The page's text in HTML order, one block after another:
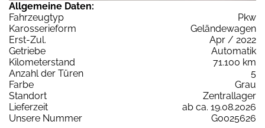
Allgemeine Daten:
Fahrzeugtyp
Pkw
Karosserieform
Geländewagen
Erst-Zul.
Apr / 2022
Getriebe
Automatik
Kilometerstand
71.100 km
Anzahl der Türen
5
Farbe
Grau
Standort
Zentrallager
Lieferzeit
ab ca. 19.08.2026
Unsere Nummer
G0025626